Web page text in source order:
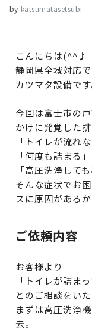
by katsumatasetsubi
こんにちは(^^♪
静岡県全域対応
カツマタ設備です
今回は富士市の
かけに発覚した
「トイレが流れな
「何度も詰まる」
「高圧洗浄して
そんな症状でお
スに原因がある
ご依頼内容
お客様より
「トイレが詰ま
とのご相談をい
まずは高圧洗浄
去。